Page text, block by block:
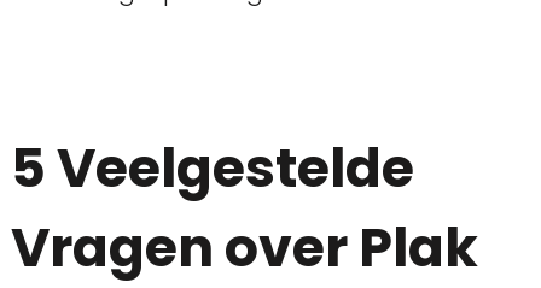
5 Veelgestelde
Vragen over Plak